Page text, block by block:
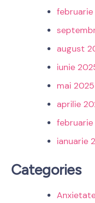
august
iunie
mai 2025
aprilie
ianuarie
Categories